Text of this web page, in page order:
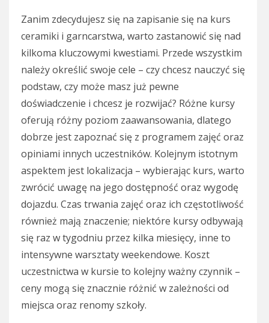
Zanim zdecydujesz się na zapisanie się na kurs
ceramiki i garncarstwa, warto zastanowić się nad
kilkoma kluczowymi kwestiami. Przede wszystkim
należy określić swoje cele – czy chcesz nauczyć się
podstaw, czy może masz już pewne
doświadczenie i chcesz je rozwijać? Różne kursy
oferują różny poziom zaawansowania, dlatego
dobrze jest zapoznać się z programem zajęć oraz
opiniami innych uczestników. Kolejnym istotnym
aspektem jest lokalizacja – wybierając kurs, warto
zwrócić uwagę na jego dostępność oraz wygodę
dojazdu. Czas trwania zajęć oraz ich częstotliwość
również mają znaczenie; niektóre kursy odbywają
się raz w tygodniu przez kilka miesięcy, inne to
intensywne warsztaty weekendowe. Koszt
uczestnictwa w kursie to kolejny ważny czynnik –
ceny mogą się znacznie różnić w zależności od
miejsca oraz renomy szkoły.